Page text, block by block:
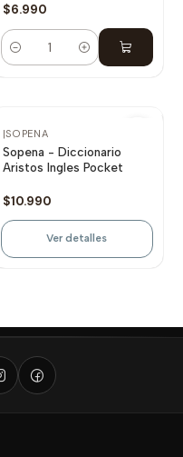
$6.990
Cantidad
Agotado
|SOPENA
Sopena - Diccionario
Aristos Ingles Pocket
$10.990
Ver detalles